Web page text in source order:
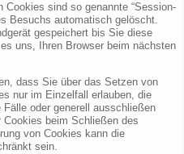
Cookies sind so genannte “Session-
Besuchs automatisch gelöscht.
gespeichert bis Sie diese
uns, Ihren Browser beim nächsten
dass Sie über das Setzen von
nur im Einzelfall erlauben, die
oder generell ausschließen
beim Schließen des
von Cookies kann die
sein.